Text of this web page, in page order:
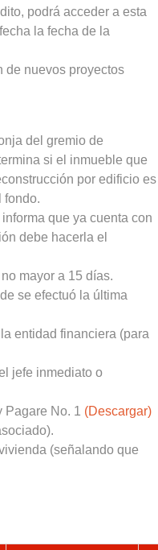
podrá acceder a esta
la fecha de la
de nuevos proyectos
del gremio de
si el inmueble que
por edificio es
fondo.
que ya cuenta con
debe hacerla el
mayor a 15 días.
se efectuó la última
entidad financiera (para
jefe inmediato o
Pagare No. 1 (Descargar)
(señalando que